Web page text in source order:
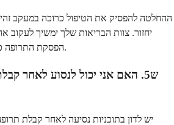
ההחלטה להפסיק את הטיפול כרוכה במעקב
יחזור. צוות הבריאות שלך ימשיך לעקוב
הפסקת התרופה כדי לוודא שאתה נשאר יציב.
ש5. האם אני יכול לנסוע לאחר
יש לדון בתוכניות נסיעה לאחר קבלת